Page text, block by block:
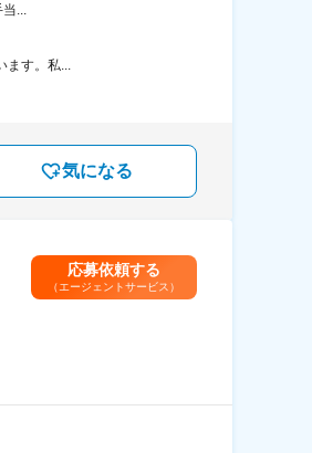
...
ます。私...
気になる
応募依頼する
（エージェントサービス）